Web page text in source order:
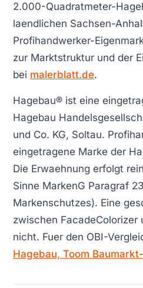
2.000-Quadratmeter-
laendlichen Sachsen-
Profihandwerker-
zur Marktstruktur und der
bei malerblatt.de.
Hagebau® ist eine
Hagebau
und Co. KG, Soltau.
eingetragene Marke der
Die Erwaehnung erfolgt
Sinne MarkenG Paragraf
Markenschutzes). Eine
zwischen FacadeColorizer
nicht. Fuer den OBI-
Hagebau, Toom